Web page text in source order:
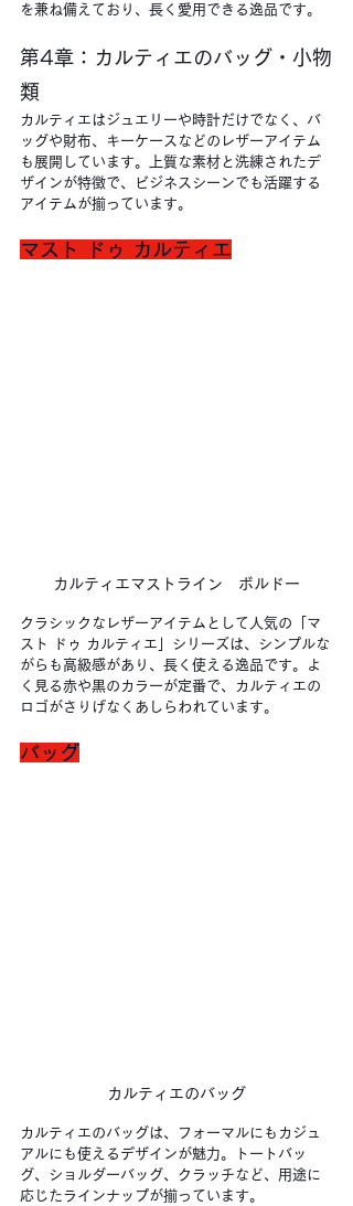
を兼ね備えており、長く愛用できる逸品です。
第4章：カルティエのバッグ・小物
類
カルティエはジュエリーや時計だけでなく、バ
ッグや財布、キーケースなどのレザーアイテム
も展開しています。上質な素材と洗練されたデ
ザインが特徴で、ビジネスシーンでも活躍する
アイテムが揃っています。
マスト ドゥ カルティエ
カルティエマストライン　ボルドー
クラシックなレザーアイテムとして人気の「マ
スト ドゥ カルティエ」シリーズは、シンプルな
がらも高級感があり、長く使える逸品です。よ
く見る赤や黒のカラーが定番で、カルティエの
ロゴがさりげなくあしらわれています。
バッグ
カルティエのバッグ
カルティエのバッグは、フォーマルにもカジュ
アルにも使えるデザインが魅力。トートバッ
グ、ショルダーバッグ、クラッチなど、用途に
応じたラインナップが揃っています。